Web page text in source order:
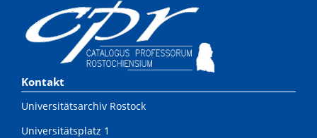
Kontakt
Universitätsarchiv Rostock
Universitätsplatz 1